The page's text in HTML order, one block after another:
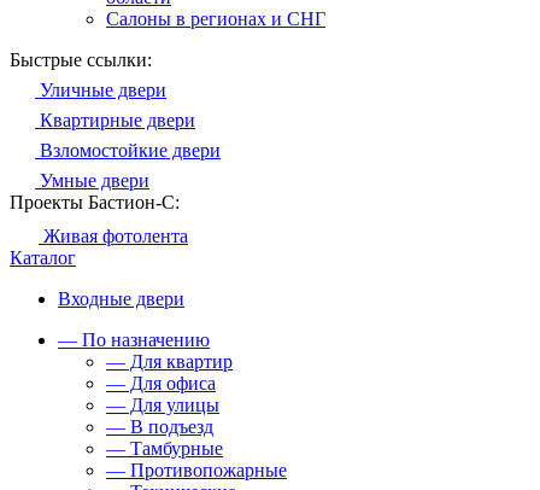
Салоны в регионах и СНГ
Быстрые ссылки:
Уличные двери
Квартирные двери
Взломостойкие двери
Умные двери
Проекты Бастион-С:
Живая фотолента
Каталог
Входные двери
— По назначению
— Для квартир
— Для офиса
— Для улицы
— В подъезд
— Тамбурные
— Противопожарные